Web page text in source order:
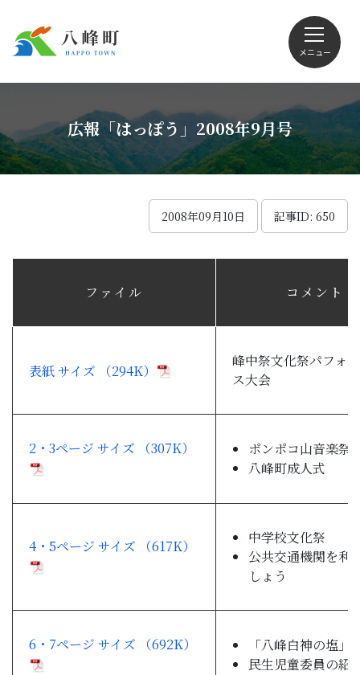
メニュー
Foreign language
観光
子育て・教育
ビジネス・産業
広報「はっぽう」2008年9月号
2008年09月10日 記事ID: 650
ファイル コメント
表紙 サイズ （294K）
峰中祭文化祭パフォ
ス大会
2・3ページ サイズ （307K）
ポンポコ山音楽祭
八峰町成人式
4・5ページ サイズ （617K）
中学校文化祭
公共交通機関を利
しょう
6・7ページ サイズ （692K）
「八峰白神の塩」
民生児童委員の紹